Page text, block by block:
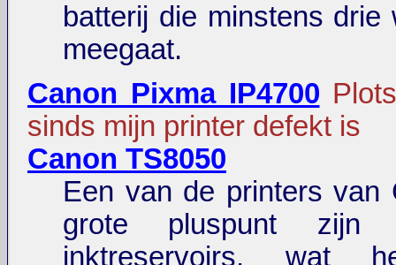
batterij die minstens drie
meegaat.
Canon Pixma IP4700
sinds mijn printer defekt is
Canon TS8050
Een van de printers van
grote pluspunt zijn
inktreservoirs, wat